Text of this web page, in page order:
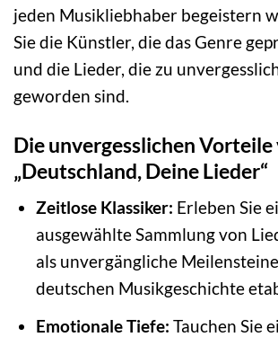
jeden Musikliebhaber begeistern
Sie die Künstler, die das Genre
und die Lieder, die zu
geworden sind.
Die unvergesslichen Vorteile
„Deutschland, Deine Lieder“
Zeitlose Klassiker: Erleben Sie
ausgewählte Sammlung von
als unvergängliche
deutschen Musikgeschichte
Emotionale Tiefe: Tauchen Sie